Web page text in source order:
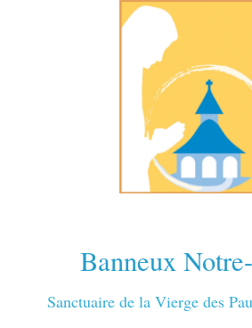
Banneux
Sanctuaire de la Vierge des